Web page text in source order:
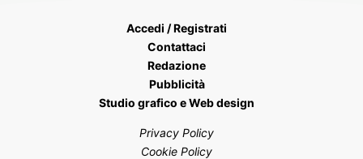
Accedi / Registrati
Contattaci
Redazione
Pubblicità
Studio grafico e Web design
Privacy Policy
Cookie Policy